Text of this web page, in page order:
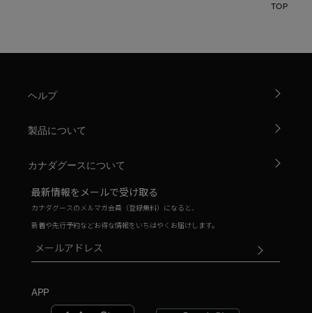
TOP
ヘルプ
製品について
カナダグースについて
最新情報をメールで受け取る
カナダグースのメルマガ会員（登録無料）になると、
新着や先行予約などお得な情報をいちはやくお届けします。
APP